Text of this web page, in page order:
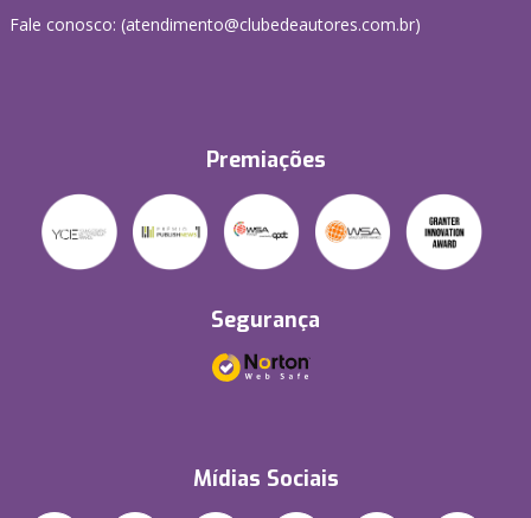
Fale conosco: (atendimento@clubedeautores.com.br)
Premiações
Segurança
Mídias Sociais